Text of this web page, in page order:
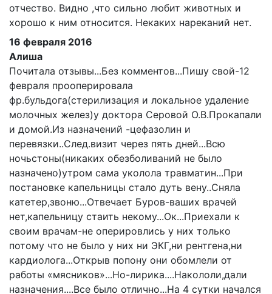
отчество. Видно ,что сильно любит животных и
хорошо к ним относится. Некаких нареканий нет.
16 февраля 2016
Алиша
Почитала отзывы...Без комментов...Пишу свой-12
февраля прооперировала
фр.бульдога(стерилизация и локальное удаление
молочных желез)у доктора Серовой О.В.Прокапали
и домой.Из назначений -цефазолин и
перевязки..След.визит через пять дней...Всю
ночьстоны(никаких обезболиваний не было
назначено)утром сама уколола травматин...При
постановке капельницы стало дуть вену..Сняла
катетер,звоню...Отвечает Буров-ваших врачей
нет,капельницу стаить некому...Ок...Приехали к
своим врачам-не оперировлись у них только
потому что не было у них ни ЭКГ,ни рентгена,ни
кардиолога...Открыв попону они обомлели от
работы «мясников»...Но-лирика....Накололи,дали
назначения....Все было отлично...На 4 сутки начался